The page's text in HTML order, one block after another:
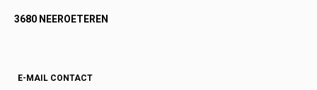
3680 NEEROETEREN
E-MAIL CONTACT